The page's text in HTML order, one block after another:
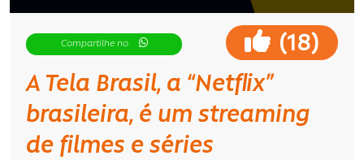
Compartilhe no (18)
A Tela Brasil, a “Netflix”
brasileira, é um streaming
de filmes e séries